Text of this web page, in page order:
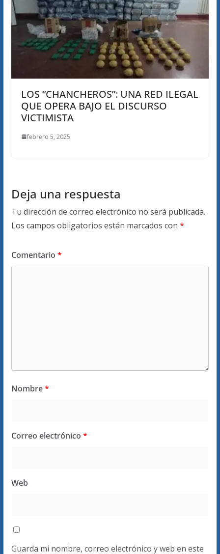
LOS “CHANCHEROS”: UNA RED ILEGAL
QUE OPERA BAJO EL DISCURSO
VICTIMISTA
febrero 5, 2025
Deja una respuesta
Tu dirección de correo electrónico no será publicada.
Los campos obligatorios están marcados con *
Comentario *
Nombre*
Correo electrónico *
Web
Guarda mi nombre, correo electrónico y web en este